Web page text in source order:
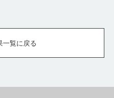
一覧に戻る